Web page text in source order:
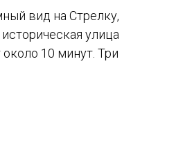
вид на Стрелку,
улица
10 минут. Три